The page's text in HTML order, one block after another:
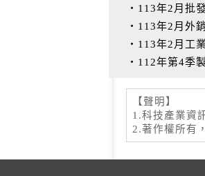
‧113年2月批
‧113年2月外
‧113年2月工
‧112年第4季
【聲明】
1.科技產業資
2.著作權所有